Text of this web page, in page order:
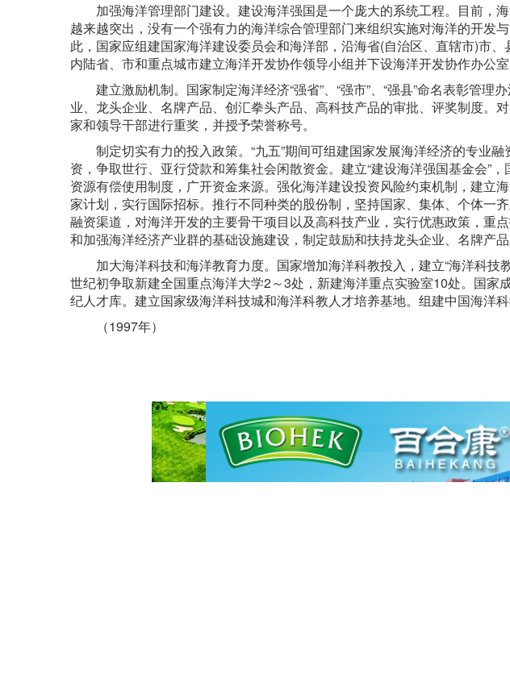
加强海洋管理部门建设。建设海洋强国是一个庞大的系统工程。目前，
越来越突出，没有一个强有力的海洋综合管理部门来组织实施对海洋的开发
此，国家应组建国家海洋建设委员会和海洋部，沿海省(自治区、直辖市)市
内陆省、市和重点城市建立海洋开发协作领导小组并下设海洋开发协作办公室
建立激励机制。国家制定海洋经济“强省”、“强市”、“强县”命名表彰管
业、龙头企业、名牌产品、创汇拳头产品、高科技产品的审批、评奖制度。
家和领导干部进行重奖，并授予荣誉称号。
制定切实有力的投入政策。“九五”期间可组建国家发展海洋经济的专业
资，争取世行、亚行贷款和筹集社会闲散资金。建立“建设海洋强国基金会”
资源有偿使用制度，广开资金来源。强化海洋建设投资风险约束机制，建立
家计划，实行国际招标。推行不同种类的股份制，坚持国家、集体、个体一
融资渠道，对海洋开发的主要骨干项目以及高科技产业，实行优惠政策，重
和加强海洋经济产业群的基础设施建设，制定鼓励和扶持龙头企业、名牌产品
加大海洋科技和海洋教育力度。国家增加海洋科教投入，建立“海洋科技
世纪初争取新建全国重点海洋大学2～3处，新建海洋重点实验室10处。国家
纪人才库。建立国家级海洋科技城和海洋科教人才培养基地。组建中国海洋科
（1997年）